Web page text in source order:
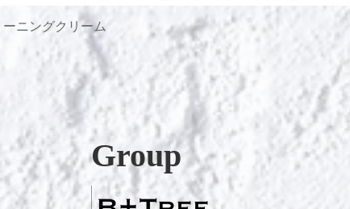
Быстрый просмотр
ニングクリーム
Group